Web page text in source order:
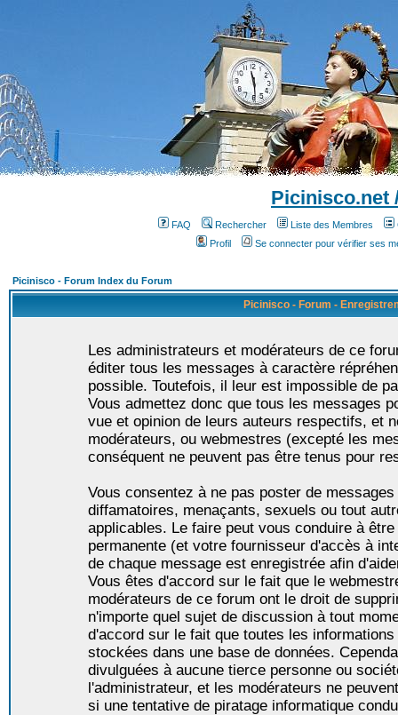
Picinisco.net
FAQ Rechercher Liste des Membres
Profil
Se connecter pour vérifier ses
Picinisco - Forum Index du Forum
Picinisco - Forum -
Les administrateurs et modérateurs de ce
éditer tous les messages à caractère
possible. Toutefois, il leur est impossible de
Vous admettez donc que tous les messages
vue et opinion de leurs auteurs respectifs, et
modérateurs, ou webmestres (excepté les
conséquent ne peuvent pas être tenus pour
Vous consentez à ne pas poster de
diffamatoires, menaçants, sexuels ou tout
applicables. Le faire peut vous conduire à
permanente (et votre fournisseur d'accès à
de chaque message est enregistrée afin
Vous êtes d'accord sur le fait que le
modérateurs de ce forum ont le droit de
n'importe quel sujet de discussion à tout
d'accord sur le fait que toutes les
stockées dans une base de données.
divulguées à aucune tierce personne ou
l'administrateur, et les modérateurs ne
si une tentative de piratage informatique